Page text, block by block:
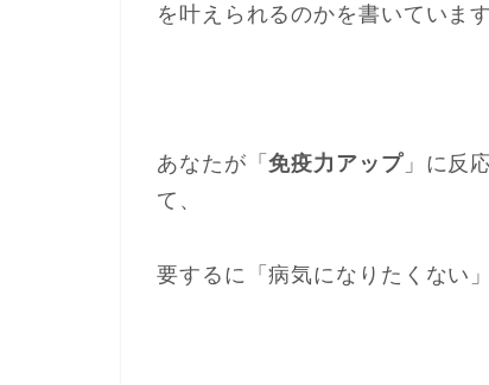
を叶えられるのかを書いています
あなたが「免疫力アップ」に反
て、
要するに「病気になりたくない